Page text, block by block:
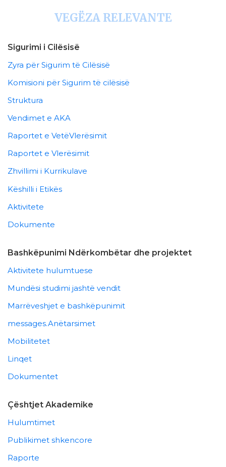
VEGËZA RELEVANTE
Sigurimi i Cilësisë
Zyra për Sigurim të Cilësisë
Komisioni për Sigurim të cilësisë
Struktura
Vendimet e AKA
Raportet e VetëVlerësimit
Raportet e Vlerësimit
Zhvillimi i Kurrikulave
Këshilli i Etikës
Aktivitete
Dokumente
Bashkëpunimi Ndërkombëtar dhe projektet
Aktivitete hulumtuese
Mundësi studimi jashtë vendit
Marrëveshjet e bashkëpunimit
messages.Anëtarsimet
Mobilitetet
Linqet
Dokumentet
Çështjet Akademike
Hulumtimet
Publikimet shkencore
Raporte